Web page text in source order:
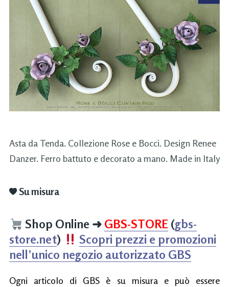
Asta da Tenda. Collezione Rose e Bocci. Design Renee
Danzer. Ferro battuto e decorato a mano. Made in Italy
Su misura
Shop Online ➜ GBS-STORE (gbs-
store.net)
Scopri prezzi e promozioni
nell’unico negozio autorizzato GBS
Ogni articolo di GBS è su misura e può essere